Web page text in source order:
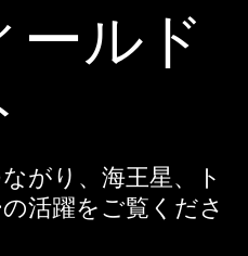
ルド
がり、海王星、ト
活躍をご覧くださ